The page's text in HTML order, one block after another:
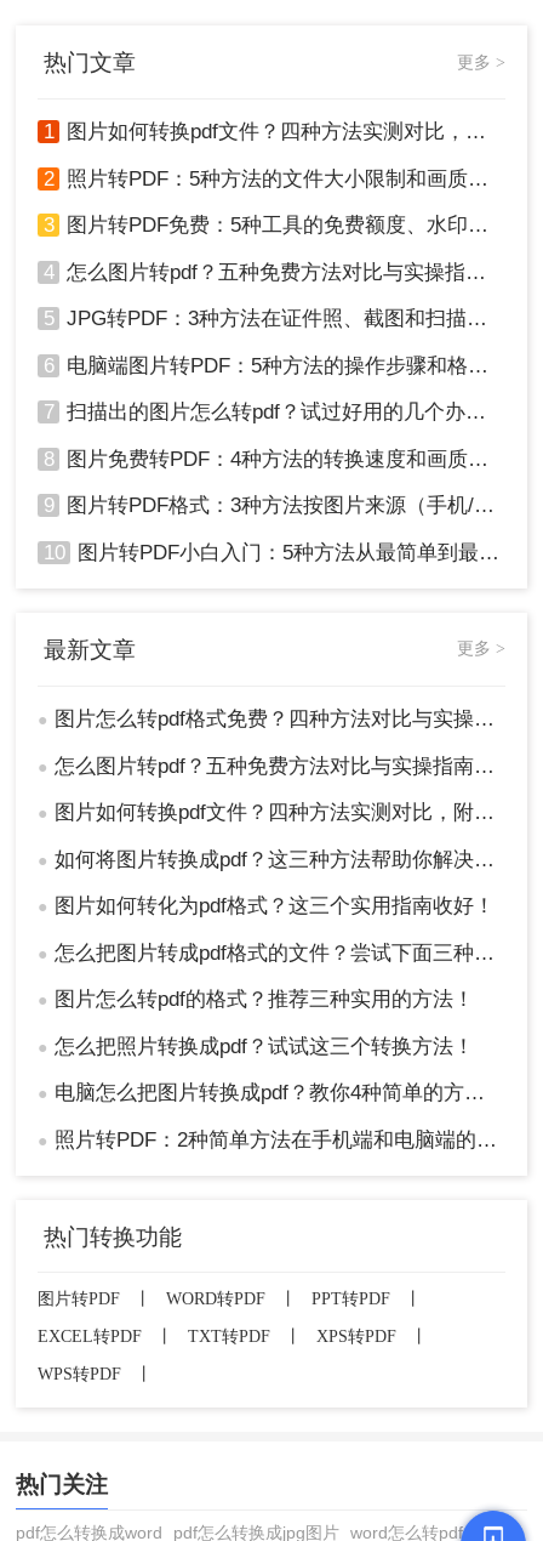
据帮你突破效率瓶颈。
热门文章 更多 >
1 图片如何转换pdf文件？四种方法实测对比，附各场景最优选！
2 照片转PDF：5种方法的文件大小限制和画质保留实测！
3 图片转PDF免费：5种工具的免费额度、水印和文件限制对比！
4 怎么图片转pdf？五种免费方法对比与实操指南（附详细表格）！
5 JPG转PDF：3种方法在证件照、截图和扫描件上的转换精度差异！
6 电脑端图片转PDF：5种方法的操作步骤和格式保留对比！
7 扫描出的图片怎么转pdf？试过好用的几个办法！
8 图片免费转PDF：4种方法的转换速度和画质损失对比！
9 图片转PDF格式：3种方法按图片来源（手机/相机/截图）选！
10 图片转PDF小白入门：5种方法从最简单到最专业逐步升级！
最新文章 更多 >
● 图片怎么转pdf格式免费？四种方法对比与实操指南（附详细表格）!
● 怎么图片转pdf？五种免费方法对比与实操指南（附详细表格）！
● 图片如何转换pdf文件？四种方法实测对比，附各场景最优选！
● 如何将图片转换成pdf？这三种方法帮助你解决问题！
● 图片如何转化为pdf格式？这三个实用指南收好！
● 怎么把图片转成pdf格式的文件？尝试下面三种方法！
● 图片怎么转pdf的格式？推荐三种实用的方法！
● 怎么把照片转换成pdf？试试这三个转换方法！
● 电脑怎么把图片转换成pdf？教你4种简单的方法！
● 照片转PDF：2种简单方法在手机端和电脑端的操作差异！
热门转换功能
图片转PDF WORD转PDF PPT转PDF
EXCEL转PDF
TXT转PDF XPS转PDF
WPS转PDF
热门关注
pdf怎么转换成word pdf怎么转换成jpg图片 word怎么转pdf